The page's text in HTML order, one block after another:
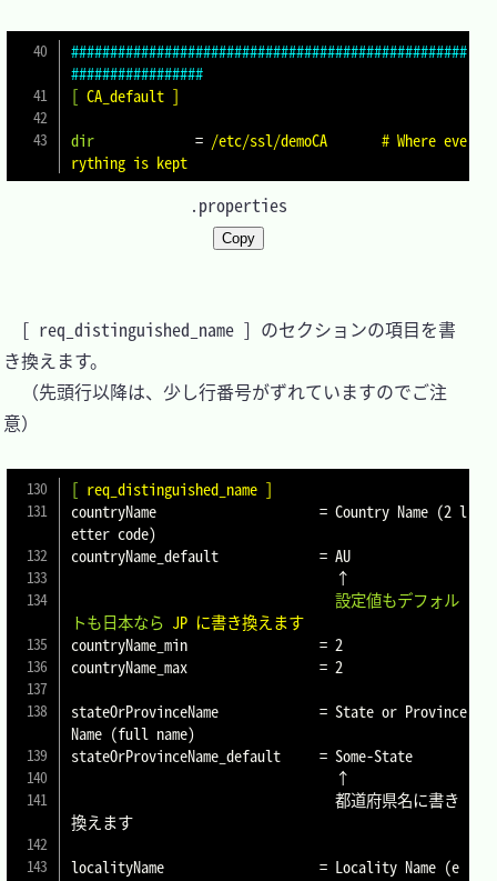
###################################################
#################
[ CA_default ]
dir
= /etc/ssl/demoCA	# Where eve
rything is kept
.properties
Copy
[ req_distinguished_name ] のセクションの項目を書
き換えます。
（先頭行以降は、少し行番号がずれていますのでご注
意）
[ req_distinguished_name ]
countryName = Country Name (2 l
etter code)
countryName_default = AU
トも日本なら JP に書き換えます
countryName_min = 2
countryName_max = 2
stateOrProvinceName = State or Province
Name (full name)
stateOrProvinceName_default = Some-State
換えます
localityName = Locality Name (e